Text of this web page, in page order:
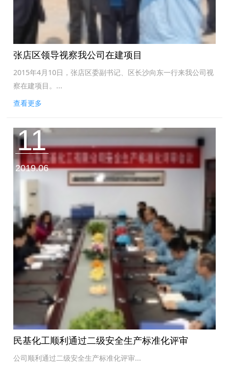
张店区领导视察我公司在建项目
2015年4月10日，张店区委副书记、区长沙向东一行来我公司视
察在建项目。...
查看更多
民基化工顺利通过二级安全生产标准化评审
公司顺利通过二级安全生产标准化评审...
11
2019.06